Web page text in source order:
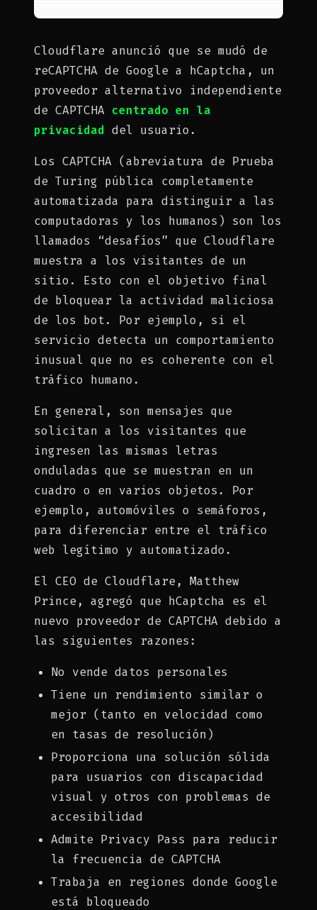
Cloudflare anunció que se mudó de
reCAPTCHA de Google a hCaptcha, un
proveedor alternativo independiente
de CAPTCHA centrado en la
privacidad del usuario.
Los CAPTCHA (abreviatura de Prueba
de Turing pública completamente
automatizada para distinguir a las
computadoras y los humanos) son los
llamados “desafíos” que Cloudflare
muestra a los visitantes de un
sitio. Esto con el objetivo final
de bloquear la actividad maliciosa
de los bot. Por ejemplo, si el
servicio detecta un comportamiento
inusual que no es coherente con el
tráfico humano.
En general, son mensajes que
solicitan a los visitantes que
ingresen las mismas letras
onduladas que se muestran en un
cuadro o en varios objetos. Por
ejemplo, automóviles o semáforos,
para diferenciar entre el tráfico
web legítimo y automatizado.
El CEO de Cloudflare, Matthew
Prince, agregó que hCaptcha es el
nuevo proveedor de CAPTCHA debido a
las siguientes razones:
No vende datos personales
Tiene un rendimiento similar o
mejor (tanto en velocidad como
en tasas de resolución)
Proporciona una solución sólida
para usuarios con discapacidad
visual y otros con problemas de
accesibilidad
Admite Privacy Pass para reducir
la frecuencia de CAPTCHA
Trabaja en regiones donde Google
está bloqueado